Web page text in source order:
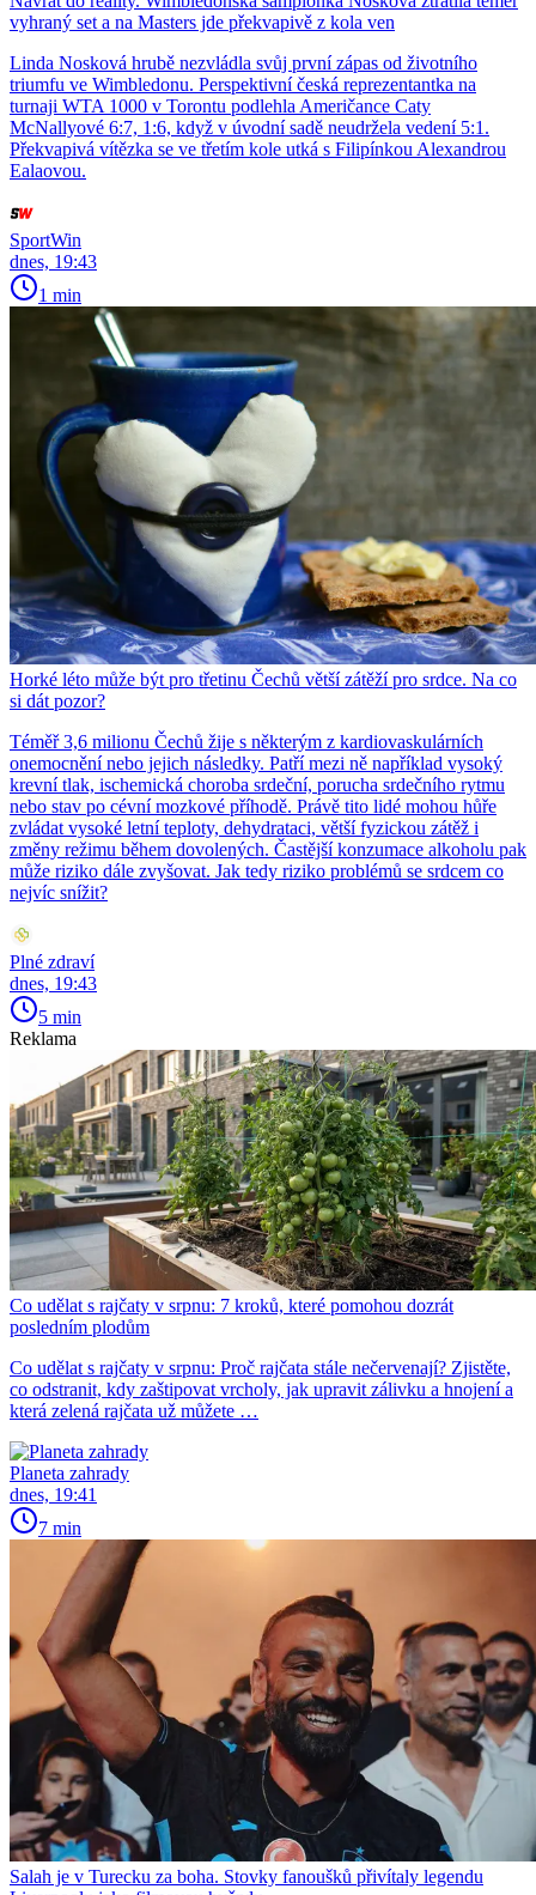
vyhraný set a na Masters jde překvapivě z kola ven
Linda Nosková hrubě nezvládla svůj první zápas od životního
triumfu ve Wimbledonu. Perspektivní česká reprezentantka na
turnaji WTA 1000 v Torontu podlehla Američance Caty
McNallyové 6:7, 1:6, když v úvodní sadě neudržela vedení 5:1.
Překvapivá vítězka se ve třetím kole utká s Filipínkou Alexandrou
Ealaovou.
SportWin
dnes, 19:43
1 min
Horké léto může být pro třetinu Čechů větší zátěží pro srdce. Na co
si dát pozor?
Téměř 3,6 milionu Čechů žije s některým z kardiovaskulárních
onemocnění nebo jejich následky. Patří mezi ně například vysoký
krevní tlak, ischemická choroba srdeční, porucha srdečního rytmu
nebo stav po cévní mozkové příhodě. Právě tito lidé mohou hůře
zvládat vysoké letní teploty, dehydrataci, větší fyzickou zátěž i
změny režimu během dovolených. Častější konzumace alkoholu pak
může riziko dále zvyšovat. Jak tedy riziko problémů se srdcem co
nejvíc snížit?
Plné zdraví
dnes, 19:43
5 min
Reklama
Co udělat s rajčaty v srpnu: 7 kroků, které pomohou dozrát
posledním plodům
Co udělat s rajčaty v srpnu: Proč rajčata stále nečervenají? Zjistěte,
co odstranit, kdy zaštipovat vrcholy, jak upravit zálivku a hnojení a
která zelená rajčata už můžete …
Planeta zahrady
dnes, 19:41
7 min
Salah je v Turecku za boha. Stovky fanoušků přivítaly legendu